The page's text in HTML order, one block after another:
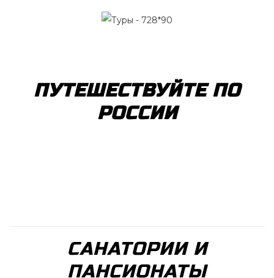
ПУТЕШЕСТВУЙТЕ ПО
РОССИИ
САНАТОРИИ И
ПАНСИОНАТЫ